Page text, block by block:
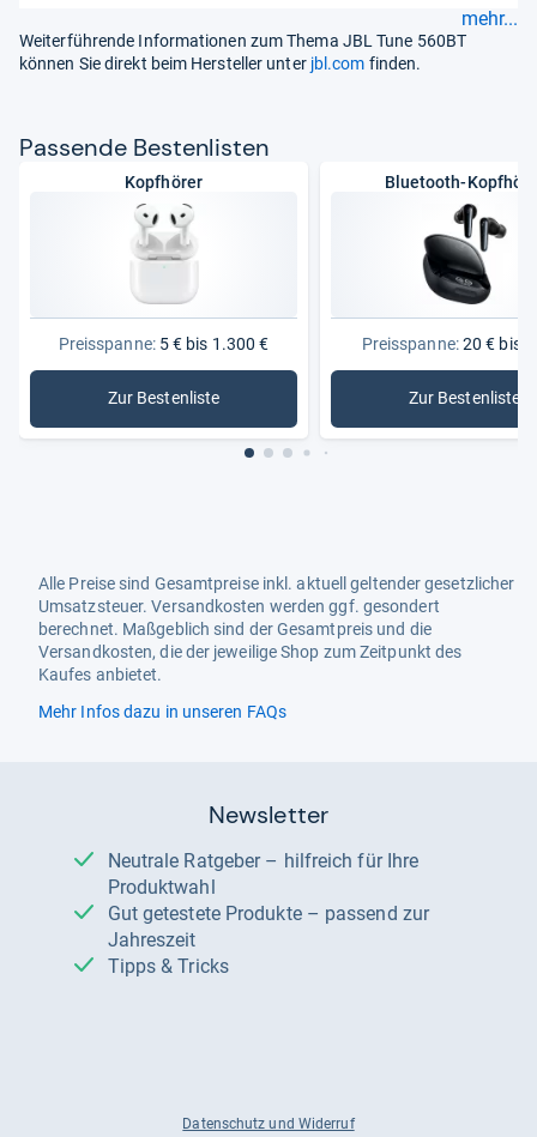
mehr...
Weiterführende Informationen zum Thema JBL Tune 560BT
können Sie direkt beim Hersteller unter jbl.com finden.
Pas­sende Bes­ten­lis­ten
Kopfhörer
Preisspanne:5 € bis 1.300 €
Zur Bestenliste
: Kopfhörer
Bluetooth-
Preisspanne:20 € bis
Zur Bestenliste
:
Alle Preise sind Gesamtpreise inkl. aktuell geltender gesetzlicher
Umsatzsteuer. Versandkosten werden ggf. gesondert
berechnet. Maßgeblich sind der Gesamtpreis und die
Versandkosten, die der jeweilige Shop zum Zeitpunkt des
Kaufes anbietet.
Mehr Infos dazu in unseren FAQs
Newsletter
Neutrale Ratgeber – hilfreich für Ihre
Produktwahl
Gut getestete Produkte – passend zur
Jahreszeit
Tipps & Tricks
Datenschutz und Widerruf